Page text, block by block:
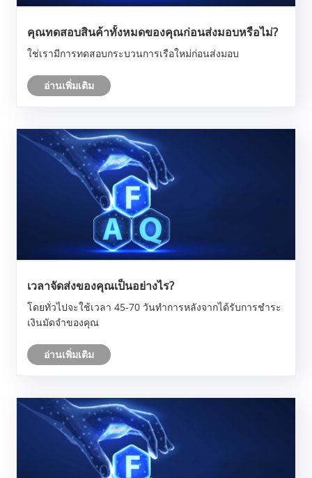
คุณทดสอบสินค้าทั้งหมดของคุณก่อนส่งมอบหรือไม่?
ใช่เรามีการทดสอบกระบวนการเรือใหม่ก่อนส่งมอบ
อ่านเพิ่มเติม
เวลาจัดส่งของคุณเป็นอย่างไร?
โดยทั่วไปจะใช้เวลา 45-70 วันทำการหลังจากได้รับการชำระ
เงินมัดจำของคุณ
อ่านเพิ่มเติม